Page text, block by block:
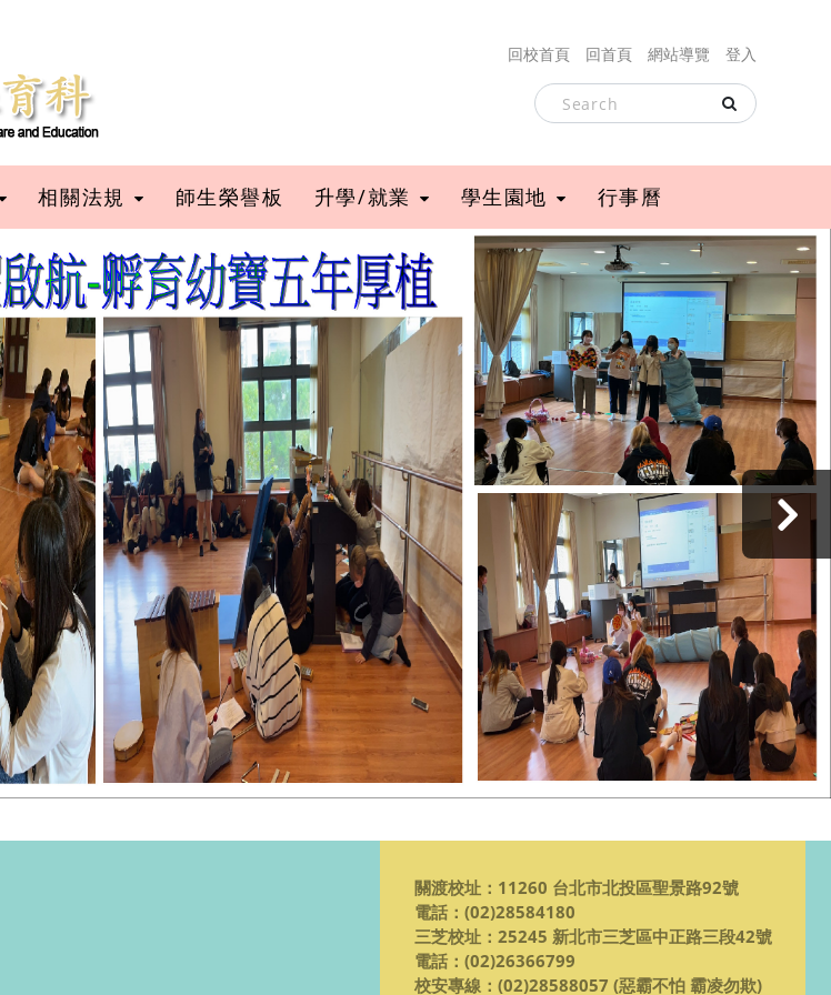
回校首頁 回首頁 網站導覽 登入
相關法規 師生榮譽板 升學/就業 學生園地 行事曆
›
關渡校址：11260 台北市北投區聖景路92號
電話： (02)28584180
三芝校址：25245 新北市三芝區中正路三段42號
電話： (02)26366799
校安專線： (02)28588057 (惡霸不怕 霸凌勿欺)